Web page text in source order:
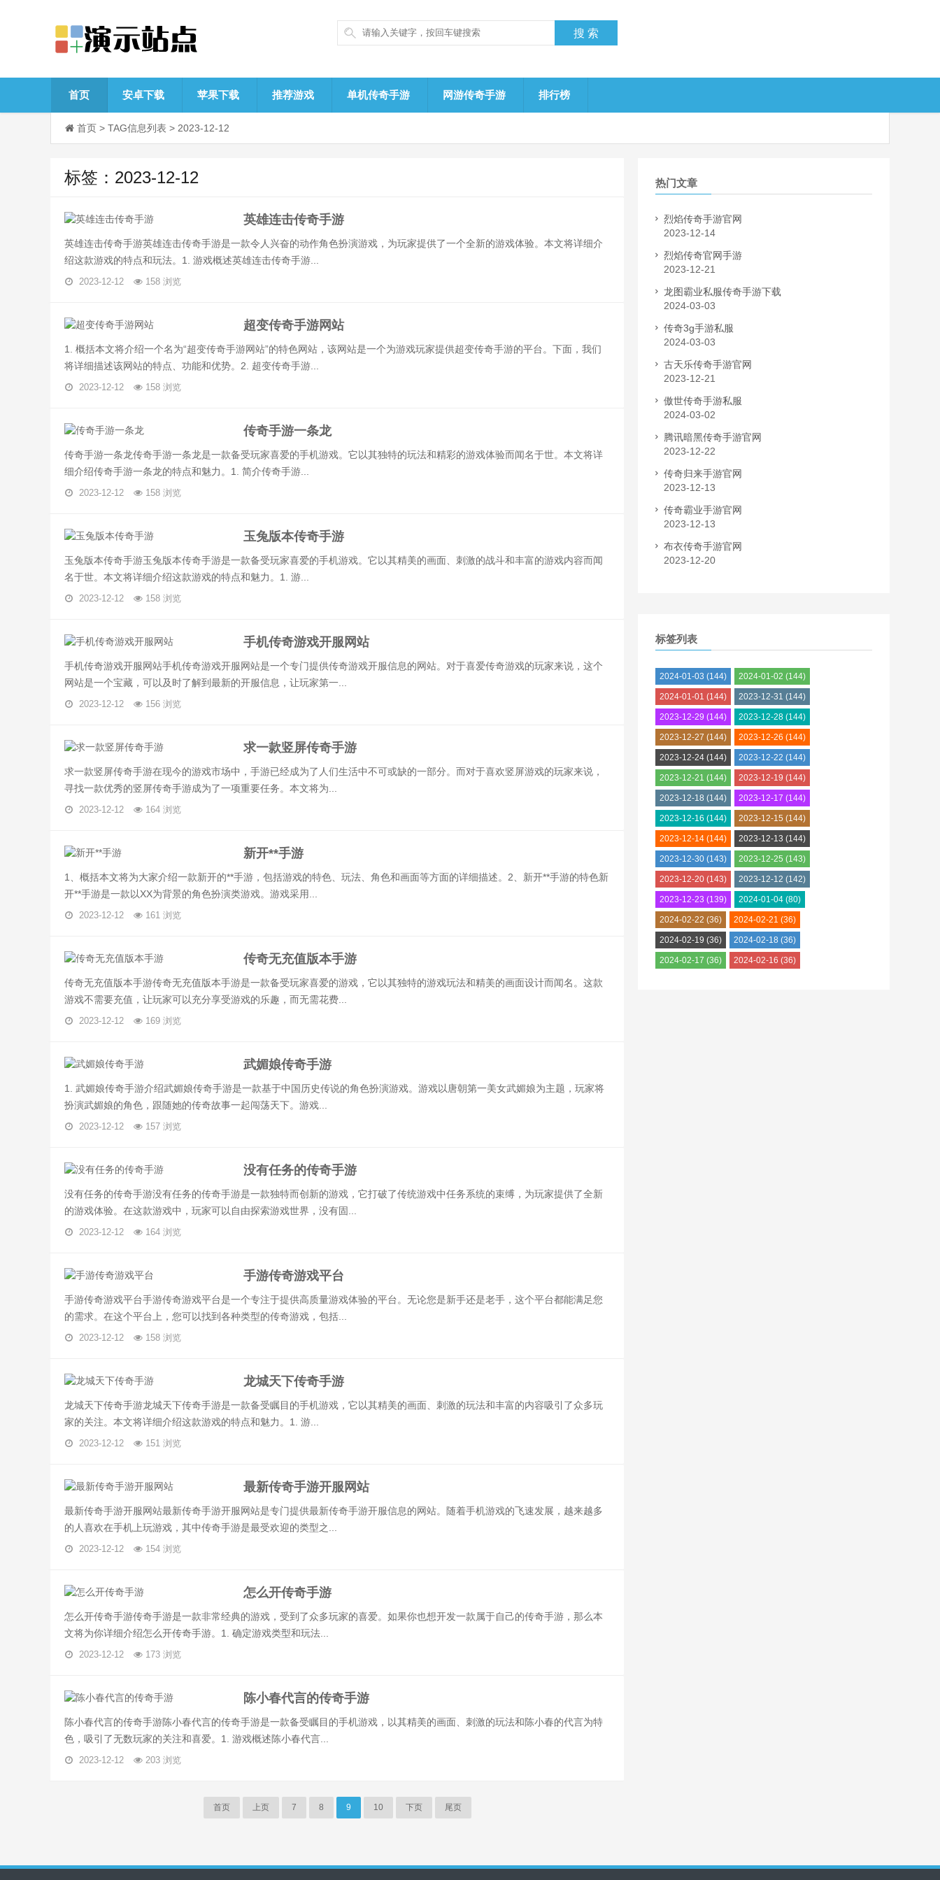
首页 安卓下载 苹果下载 推荐游戏 单机传奇手游 网游传奇手游 排行榜
首页 > TAG信息列表 > 2023-12-12
标签：2023-12-12
英雄连击传奇手游
英雄连击传奇手游英雄连击传奇手游是一款令人兴奋的动作角色扮演游戏，为玩家提供了一个全新的游戏体验。本文将详细介
绍这款游戏的特点和玩法。1. 游戏概述英雄连击传奇手游...
2023-12-12 158 浏览
超变传奇手游网站
1. 概括本文将介绍一个名为“超变传奇手游网站”的特色网站，该网站是一个为游戏玩家提供超变传奇手游的平台。下面，我们
将详细描述该网站的特点、功能和优势。2. 超变传奇手游...
2023-12-12 158 浏览
传奇手游一条龙
传奇手游一条龙传奇手游一条龙是一款备受玩家喜爱的手机游戏。它以其独特的玩法和精彩的游戏体验而闻名于世。本文将详
细介绍传奇手游一条龙的特点和魅力。1. 简介传奇手游...
2023-12-12 158 浏览
玉兔版本传奇手游
玉兔版本传奇手游玉兔版本传奇手游是一款备受玩家喜爱的手机游戏。它以其精美的画面、刺激的战斗和丰富的游戏内容而闻
名于世。本文将详细介绍这款游戏的特点和魅力。1. 游...
2023-12-12 158 浏览
手机传奇游戏开服网站
手机传奇游戏开服网站手机传奇游戏开服网站是一个专门提供传奇游戏开服信息的网站。对于喜爱传奇游戏的玩家来说，这个
网站是一个宝藏，可以及时了解到最新的开服信息，让玩家第一...
2023-12-12 156 浏览
求一款竖屏传奇手游
求一款竖屏传奇手游在现今的游戏市场中，手游已经成为了人们生活中不可或缺的一部分。而对于喜欢竖屏游戏的玩家来说，
寻找一款优秀的竖屏传奇手游成为了一项重要任务。本文将为...
2023-12-12 164 浏览
新开**手游
1、概括本文将为大家介绍一款新开的**手游，包括游戏的特色、玩法、角色和画面等方面的详细描述。2、新开**手游的特色新
开**手游是一款以XX为背景的角色扮演类游戏。游戏采用...
2023-12-12 161 浏览
传奇无充值版本手游
传奇无充值版本手游传奇无充值版本手游是一款备受玩家喜爱的游戏，它以其独特的游戏玩法和精美的画面设计而闻名。这款
游戏不需要充值，让玩家可以充分享受游戏的乐趣，而无需花费...
2023-12-12 169 浏览
武媚娘传奇手游
1. 武媚娘传奇手游介绍武媚娘传奇手游是一款基于中国历史传说的角色扮演游戏。游戏以唐朝第一美女武媚娘为主题，玩家将
扮演武媚娘的角色，跟随她的传奇故事一起闯荡天下。游戏...
2023-12-12 157 浏览
没有任务的传奇手游
没有任务的传奇手游没有任务的传奇手游是一款独特而创新的游戏，它打破了传统游戏中任务系统的束缚，为玩家提供了全新
的游戏体验。在这款游戏中，玩家可以自由探索游戏世界，没有固...
2023-12-12 164 浏览
手游传奇游戏平台
手游传奇游戏平台手游传奇游戏平台是一个专注于提供高质量游戏体验的平台。无论您是新手还是老手，这个平台都能满足您
的需求。在这个平台上，您可以找到各种类型的传奇游戏，包括...
2023-12-12 158 浏览
龙城天下传奇手游
龙城天下传奇手游龙城天下传奇手游是一款备受瞩目的手机游戏，它以其精美的画面、刺激的玩法和丰富的内容吸引了众多玩
家的关注。本文将详细介绍这款游戏的特点和魅力。1. 游...
2023-12-12 151 浏览
最新传奇手游开服网站
最新传奇手游开服网站最新传奇手游开服网站是专门提供最新传奇手游开服信息的网站。随着手机游戏的飞速发展，越来越多
的人喜欢在手机上玩游戏，其中传奇手游是最受欢迎的类型之...
2023-12-12 154 浏览
怎么开传奇手游
怎么开传奇手游传奇手游是一款非常经典的游戏，受到了众多玩家的喜爱。如果你也想开发一款属于自己的传奇手游，那么本
文将为你详细介绍怎么开传奇手游。1. 确定游戏类型和玩法...
2023-12-12 173 浏览
陈小春代言的传奇手游
陈小春代言的传奇手游陈小春代言的传奇手游是一款备受瞩目的手机游戏，以其精美的画面、刺激的玩法和陈小春的代言为特
色，吸引了无数玩家的关注和喜爱。1. 游戏概述陈小春代言...
2023-12-12 203 浏览
首页 上页 7 8 9 10 下页 尾页
热门文章
烈焰传奇手游官网
2023-12-14
烈焰传奇官网手游
2023-12-21
龙图霸业私服传奇手游下载
2024-03-03
传奇3g手游私服
2024-03-03
古天乐传奇手游官网
2023-12-21
傲世传奇手游私服
2024-03-02
腾讯暗黑传奇手游官网
2023-12-22
传奇归来手游官网
2023-12-13
传奇霸业手游官网
2023-12-13
布衣传奇手游官网
2023-12-20
标签列表
2024-01-03 (144) 2024-01-02 (144)
2024-01-01 (144) 2023-12-31 (144)
2023-12-29 (144) 2023-12-28 (144)
2023-12-27 (144) 2023-12-26 (144)
2023-12-24 (144) 2023-12-22 (144)
2023-12-21 (144) 2023-12-19 (144)
2023-12-18 (144) 2023-12-17 (144)
2023-12-16 (144) 2023-12-15 (144)
2023-12-14 (144) 2023-12-13 (144)
2023-12-30 (143) 2023-12-25 (143)
2023-12-20 (143) 2023-12-12 (142)
2023-12-23 (139) 2024-01-04 (80)
2024-02-22 (36) 2024-02-21 (36)
2024-02-19 (36) 2024-02-18 (36)
2024-02-17 (36) 2024-02-16 (36)